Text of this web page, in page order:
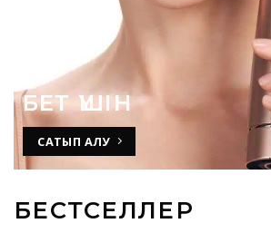
БЕТ ҮШІН
САТЫП АЛУ
БЕСТСЕЛЛЕР